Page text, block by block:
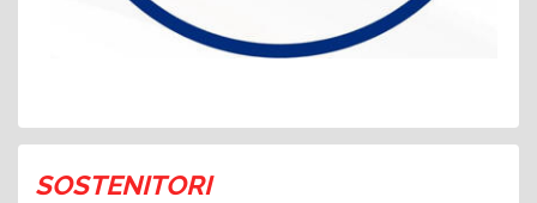
SOSTENITORI